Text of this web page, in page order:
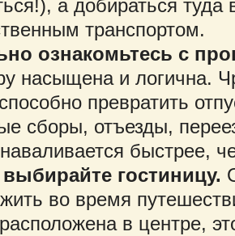
а добираться
транспортом.
ознакомьтесь с
насыщена и логична.
превратить
сборы, отъезды,
быстрее,
гостиницу.
во время
в центре,